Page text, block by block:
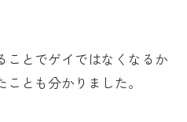
ことでゲイではなくなるか
とも分かりました。